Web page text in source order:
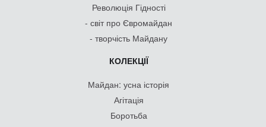
Революція Гідності
- світ про Євромайдан
- творчість Майдану
КОЛЕКЦІЇ
Майдан: усна історія
Агітація
Боротьба